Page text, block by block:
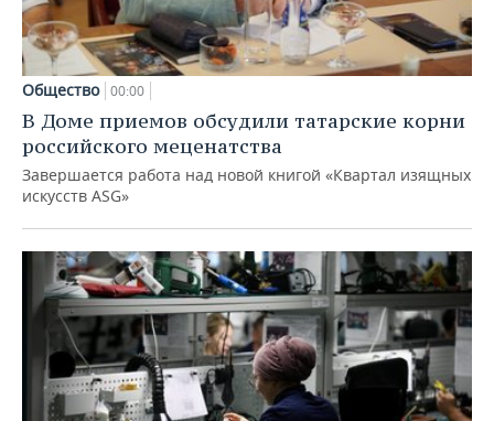
Общество 00:00
В Доме приемов обсудили татарские корни
российского меценатства
Завершается работа над новой книгой «Квартал изящных
искусств ASG»